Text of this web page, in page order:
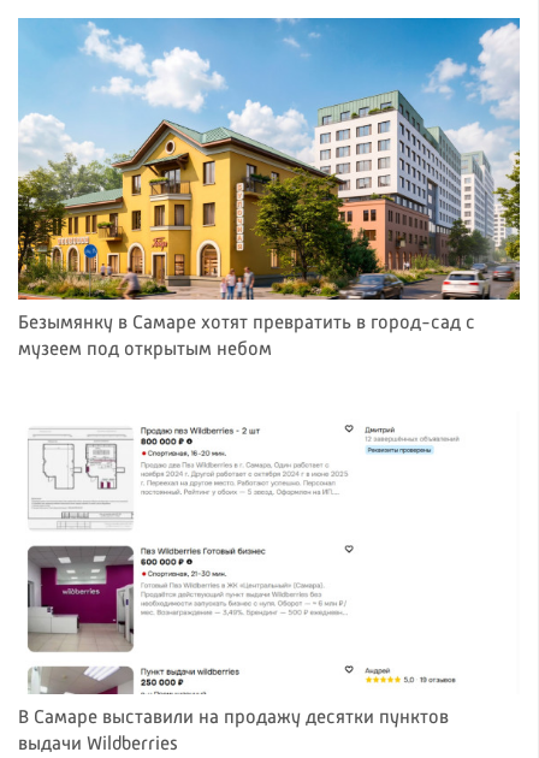
Безымянку в Самаре хотят превратить в город-сад с
музеем под открытым небом
В Самаре выставили на продажу десятки пунктов
выдачи Wildberries